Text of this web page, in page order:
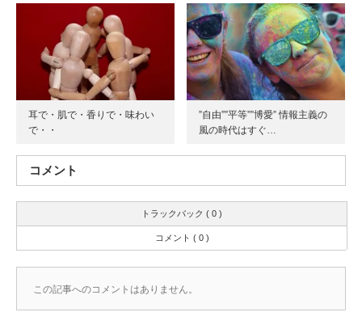
耳で・肌で・香りで・味わい
で・・
”自由””平等””博愛” 情報主義の
風の時代はすぐ…
コメント
トラックバック ( 0 )
コメント ( 0 )
この記事へのコメントはありません。